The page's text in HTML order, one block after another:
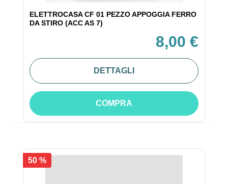
ELETTROCASA CF 01 PEZZO APPOGGIA FERRO
DA STIRO (ACC AS 7)
8,00 €
DETTAGLI
COMPRA
50 %